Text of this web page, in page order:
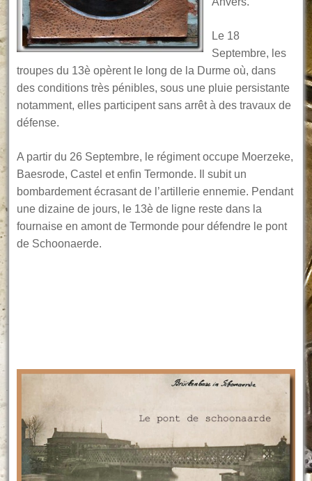
Le 18
Septembre, les
troupes du 13è opèrent le long de la Durme où, dans
des conditions très pénibles, sous une pluie persistante
notamment, elles participent sans arrêt à des travaux de
défense.
A partir du 26 Septembre, le régiment occupe Moerzeke,
Baesrode, Castel et enfin Termonde. Il subit un
bombardement écrasant de l’artillerie ennemie. Pendant
une dizaine de jours, le 13è de ligne reste dans la
fournaise en amont de Termonde pour défendre le pont
de Schoonaerde.